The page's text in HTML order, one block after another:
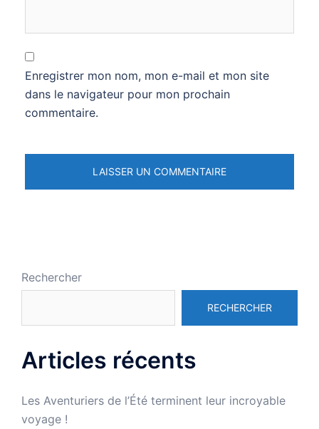
Enregistrer mon nom, mon e-mail et mon site
dans le navigateur pour mon prochain
commentaire.
Rechercher
RECHERCHER
Articles récents
Les Aventuriers de l’Été terminent leur incroyable
voyage !